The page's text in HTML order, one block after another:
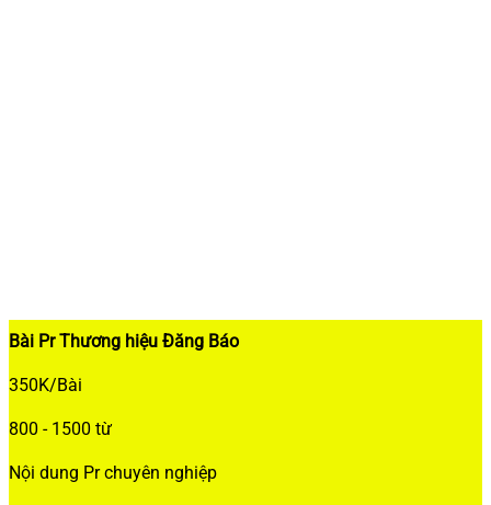
Bài Pr Thương hiệu Đăng Báo
350K/Bài
800 - 1500 từ
Nội dung Pr chuyên nghiệp